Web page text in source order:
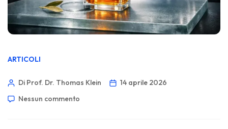
ARTICOLI
Di Prof. Dr. Thomas Klein
14 aprile 2026
Nessun commento